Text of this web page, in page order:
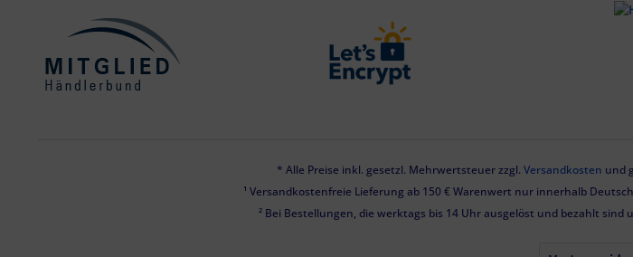
* Alle Preise inkl. gesetzl. Mehrwertsteuer zzgl. Versandkosten und
¹ Versandkostenfreie Lieferung ab 150 € Warenwert nur innerhalb
² Bei Bestellungen, die werktags bis 14 Uhr ausgelöst und bezahlt sind